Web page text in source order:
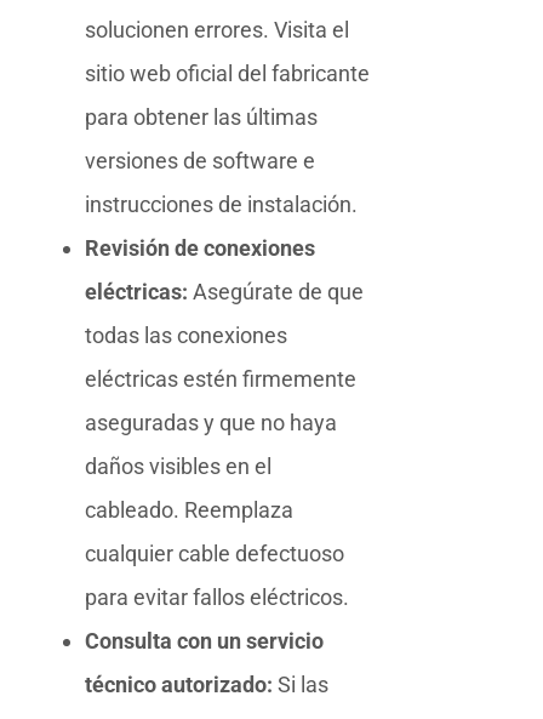
solucionen errores. Visita el
sitio web oficial del fabricante
para obtener las últimas
versiones de software e
instrucciones de instalación.
Revisión de conexiones
eléctricas: Asegúrate de que
todas las conexiones
eléctricas estén firmemente
aseguradas y que no haya
daños visibles en el
cableado. Reemplaza
cualquier cable defectuoso
para evitar fallos eléctricos.
Consulta con un servicio
técnico autorizado: Si las